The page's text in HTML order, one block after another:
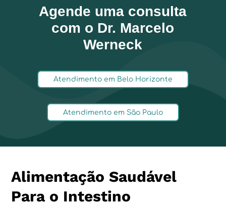
Agende uma consulta
com o Dr. Marcelo
Werneck
Atendimento em Belo Horizonte
Atendimento em São Paulo
Alimentação Saudável
Para o Intestino